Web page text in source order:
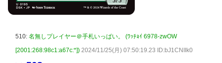
510: 名無しプレイヤー＠手札いっぱい。 (ﾜｯﾁｮｲ 6978-zwOW
[2001:268:98c1:a67c:*]) 2024/11/25(月) 07:50:19.23 ID:bJ1CNIIk0